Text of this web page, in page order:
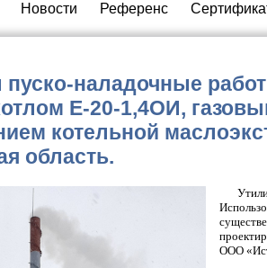
Новости Референс
наладочные
Е-20-1,4ОИ,
котельной
область.
ООО